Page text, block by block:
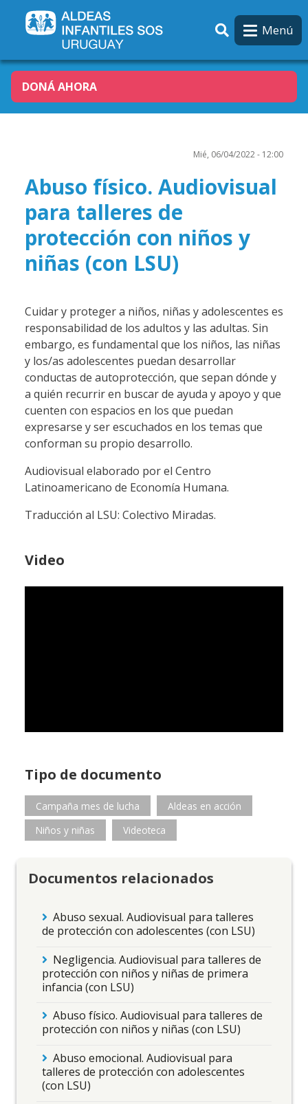
Menú
DONÁ AHORA
Mié, 06/04/2022 - 12:00
Abuso físico. Audiovisual
para talleres de
protección con niños y
niñas (con LSU)
Cuidar y proteger a niños, niñas y adolescentes es
responsabilidad de los adultos y las adultas. Sin
embargo, es fundamental que los niños, las niñas
y los/as adolescentes puedan desarrollar
conductas de autoprotección, que sepan dónde y
a quién recurrir en buscar de ayuda y apoyo y que
cuenten con espacios en los que puedan
expresarse y ser escuchados en los temas que
conforman su propio desarrollo.
Audiovisual elaborado por el Centro
Latinoamericano de Economía Humana.
Traducción al LSU: Colectivo Miradas.
Video
Tipo de documento
Campaña mes de lucha
Aldeas en acción
Niños y niñas
Videoteca
Documentos relacionados
Abuso sexual. Audiovisual para talleres
de protección con adolescentes (con LSU)
Negligencia. Audiovisual para talleres de
protección con niños y niñas de primera
infancia (con LSU)
Abuso físico. Audiovisual para talleres de
protección con niños y niñas (con LSU)
Abuso emocional. Audiovisual para
talleres de protección con adolescentes
(con LSU)